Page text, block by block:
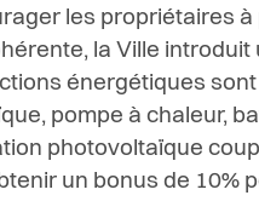
les propriétaires
la Ville
énergétiques
pompe à chaleur,
photovoltaïque
un bonus de 10%